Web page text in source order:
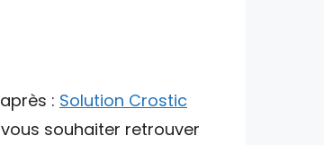
: Solution Crostic
souhaiter retrouver